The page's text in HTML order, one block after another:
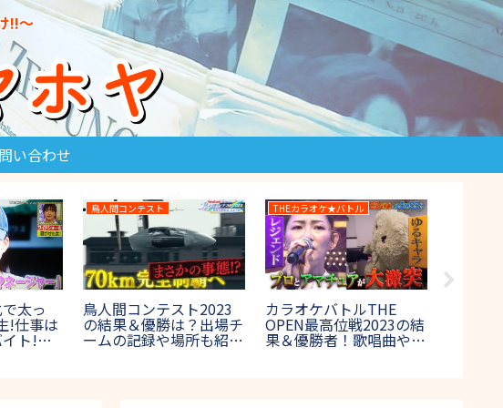
!!～
い合わせ
イジ
タイジ(鬼退
夏の結果！ラス
の正体やネタバレ
高校野球
高校野球2023のチアガ
ールがかわいい！出場校
のチアリーダー女子画像
27時間テレビ
27時間テレビ2023 マラ
ソンの結果速報！100キ
ロマラソンの優勝者や出